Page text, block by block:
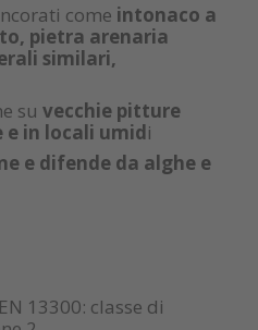
come intonaco a
pietra arenaria
similari,
su vecchie pitture
e in locali umidi
e difende da alghe e
13300: classe di